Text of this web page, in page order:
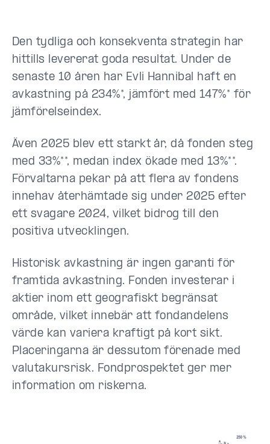
Den tydliga och konsekventa strategin har
hittills levererat goda resultat. Under de
senaste 10 åren har Evli Hannibal haft en
avkastning på 234%*, jämfört med 147%* för
jämförelseindex.
Även 2025 blev ett starkt år, då fonden steg
med 33%**, medan index ökade med 13%**.
Förvaltarna pekar på att flera av fondens
innehav återhämtade sig under 2025 efter
ett svagare 2024, vilket bidrog till den
positiva utvecklingen.
Historisk avkastning är ingen garanti för
framtida avkastning. Fonden investerar i
aktier inom ett geografiskt begränsat
område, vilket innebär att fondandelens
värde kan variera kraftigt på kort sikt.
Placeringarna är dessutom förenade med
valutakursrisk. Fondprospektet ger mer
information om riskerna.